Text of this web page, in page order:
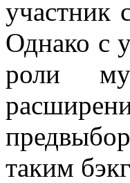
участник
Однако с
роли
таким